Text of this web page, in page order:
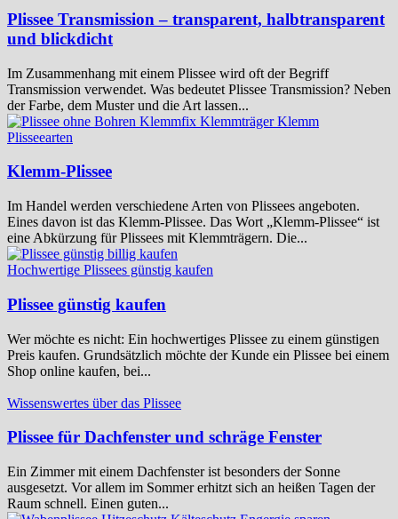
Plissee Transmission – transparent, halbtransparent
und blickdicht
Im Zusammenhang mit einem Plissee wird oft der Begriff
Transmission verwendet. Was bedeutet Plissee Transmission? Neben
der Farbe, dem Muster und die Art lassen...
Plisseearten
Klemm-Plissee
Im Handel werden verschiedene Arten von Plissees angeboten.
Eines davon ist das Klemm-Plissee. Das Wort „Klemm-Plissee“ ist
eine Abkürzung für Plissees mit Klemmträgern. Die...
Hochwertige Plissees günstig kaufen
Plissee günstig kaufen
Wer möchte es nicht: Ein hochwertiges Plissee zu einem günstigen
Preis kaufen. Grundsätzlich möchte der Kunde ein Plissee bei einem
Shop online kaufen, bei...
Wissenswertes über das Plissee
Plissee für Dachfenster und schräge Fenster
Ein Zimmer mit einem Dachfenster ist besonders der Sonne
ausgesetzt. Vor allem im Sommer erhitzt sich an heißen Tagen der
Raum schnell. Einen guten...